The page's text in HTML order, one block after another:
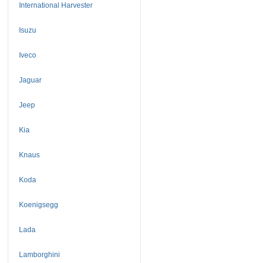
International Harvester
Isuzu
Iveco
Jaguar
Jeep
Kia
Knaus
Koda
Koenigsegg
Lada
Lamborghini